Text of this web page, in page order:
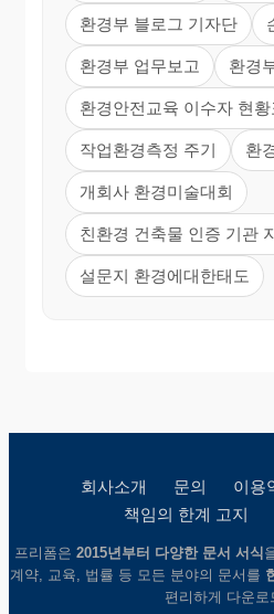
환경부 블로그 기자단
환경부 업무보고 환경
환경안전교육 이수자 현황
작업환경측정 주기 환
개회사 환경미술대회
친환경 건축물 인증 기관
설문지 환경에대한태도
회사소개 문의 이용
책임의 한계 고지
프리폼은 2015년부터 다양한 문서 서식
계약, 교육, 법률 등 모든 분야의 문서를
편리하게 다운로